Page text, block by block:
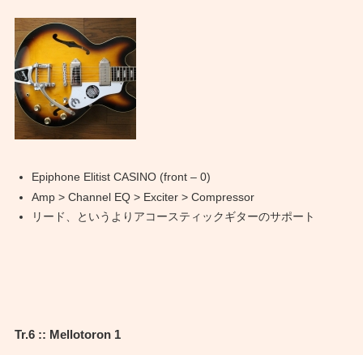
Epiphone Elitist CASINO (front – 0)
Amp > Channel EQ > Exciter > Compressor
リード、というよりアコースティックギターのサポート
Tr.6 :: Mellotoron 1